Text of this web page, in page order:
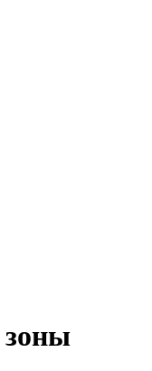
зоны